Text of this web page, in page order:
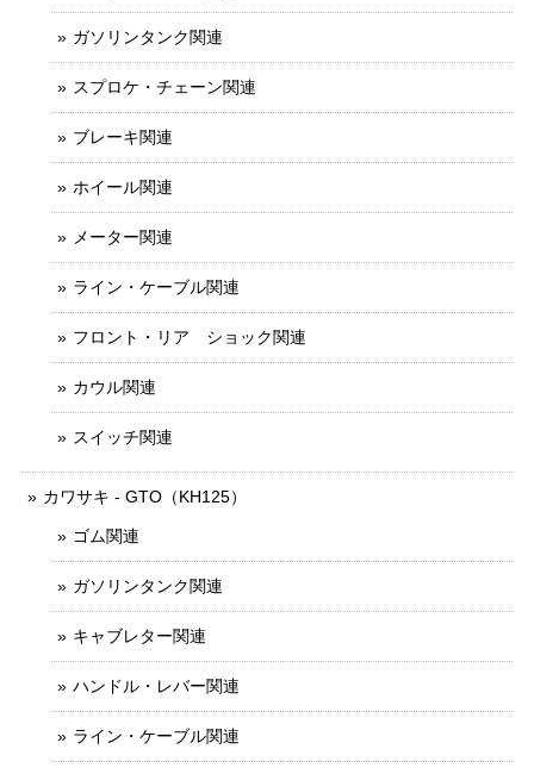
ガソリンタンク関連
スプロケ・チェーン関連
ブレーキ関連
ホイール関連
メーター関連
ライン・ケーブル関連
フロント・リア ショック関連
カウル関連
スイッチ関連
カワサキ - GTO（KH125）
ゴム関連
ガソリンタンク関連
キャブレター関連
ハンドル・レバー関連
ライン・ケーブル関連